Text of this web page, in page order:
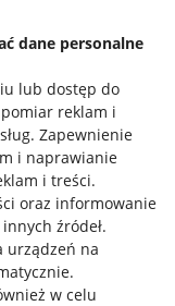
dane personalne
lub dostęp do
reklam i
. Zapewnienie
i naprawianie
i treści.
oraz informowanie
źródeł.
urządzeń na
.
w celu